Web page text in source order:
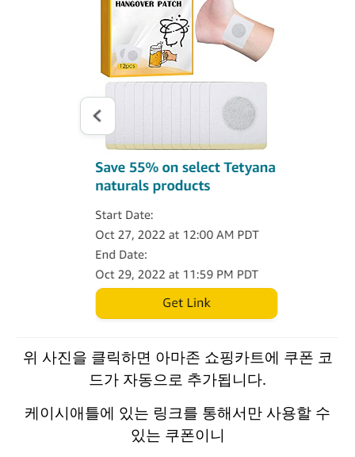
위 사진을 클릭하면 아마존 쇼핑카트에 쿠폰 코
드가 자동으로 추가됩니다.
케이시애틀에 있는 링크를 통해서만 사용할 수
있는 쿠폰이니